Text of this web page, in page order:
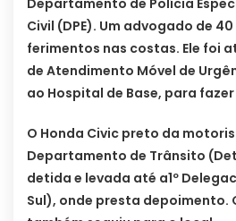
Departamento de Polícia
Civil (DPE). Um advogado de
ferimentos nas costas. Ele foi
de Atendimento Móvel de
ao Hospital de Base, para
O Honda Civic preto da
Departamento de Trânsito
detida e levada até a1º
Sul), onde presta depoimento.